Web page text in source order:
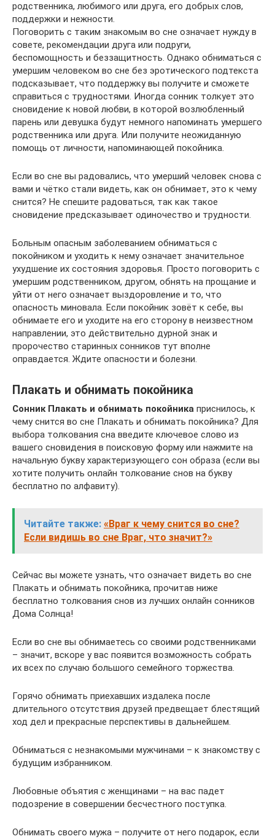
родственника, любимого или друга, его добрых слов,
поддержки и нежности.
Поговорить с таким знакомым во сне означает нужду в
совете, рекомендации друга или подруги,
беспомощность и беззащитность. Однако обниматься с
умершим человеком во сне без эротического подтекста
подсказывает, что поддержку вы получите и сможете
справиться с трудностями. Иногда сонник толкует это
сновидение к новой любви, в которой возлюбленный
парень или девушка будут немного напоминать умершего
родственника или друга. Или получите неожиданную
помощь от личности, напоминающей покойника.
Если во сне вы радовались, что умерший человек снова с
вами и чётко стали видеть, как он обнимает, это к чему
снится? Не спешите радоваться, так как такое
сновидение предсказывает одиночество и трудности.
Больным опасным заболеванием обниматься с
покойником и уходить к нему означает значительное
ухудшение их состояния здоровья. Просто поговорить с
умершим родственником, другом, обнять на прощание и
уйти от него означает выздоровление и то, что
опасность миновала. Если покойник зовёт к себе, вы
обнимаете его и уходите на его сторону в неизвестном
направлении, это действительно дурной знак и
пророчество старинных сонников тут вполне
оправдается. Ждите опасности и болезни.
Плакать и обнимать покойника
Сонник Плакать и обнимать покойника приснилось, к
чему снится во сне Плакать и обнимать покойника? Для
выбора толкования сна введите ключевое слово из
вашего сновидения в поисковую форму или нажмите на
начальную букву характеризующего сон образа (если вы
хотите получить онлайн толкование снов на букву
бесплатно по алфавиту).
Читайте также: «Враг к чему снится во сне?
Если видишь во сне Враг, что значит?»
Сейчас вы можете узнать, что означает видеть во сне
Плакать и обнимать покойника, прочитав ниже
бесплатно толкования снов из лучших онлайн сонников
Дома Солнца!
Если во сне вы обнимаетесь со своими родственниками
– значит, вскоре у вас появится возможность собрать
их всех по случаю большого семейного торжества.
Горячо обнимать приехавших издалека после
длительного отсутствия друзей предвещает блестящий
ход дел и прекрасные перспективы в дальнейшем.
Обниматься с незнакомыми мужчинами – к знакомству с
будущим избранником.
Любовные объятия с женщинами – на вас падет
подозрение в совершении бесчестного поступка.
Обнимать своего мужа – получите от него подарок, если